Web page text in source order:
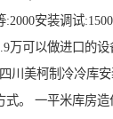
安装调试
万可以做进口的设
川美柯制冷冷库
式。 一平米库房造